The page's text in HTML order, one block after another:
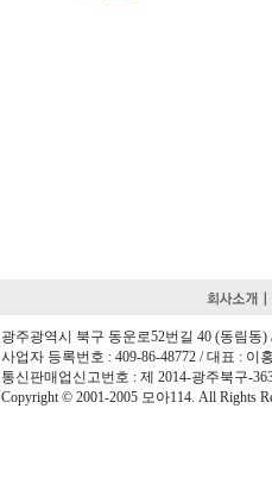
광주광역시 북구 동운로52번길 40 (동림동)
사업자 등록번호 : 409-86-48772 / 대표 : 이
통신판매업신고번호 : 제 2014-광주북구-
Copyright © 2001-2005 모아114. All Rights